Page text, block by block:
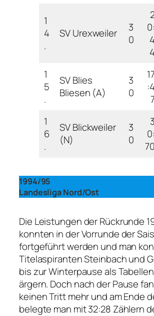
1
4
.
SV Urexweiler
3
0
0:
4
4
1
5
.
SV Blies
Bliesen (A)
3
0
:4
1
6
.
SV Blickweiler
(N)
3
0
3
0:
70
1994/95
Landesliga Nord/Ost
Die Leistungen der Rückrunde
konnten in der Vorrunde der
fortgeführt werden und man
Titelaspiranten Steinbach und
bis zur Winterpause als
ärgern. Doch nach der Pause
keinen Tritt mehr und am Ende
belegte man mit 32:28 Zählern